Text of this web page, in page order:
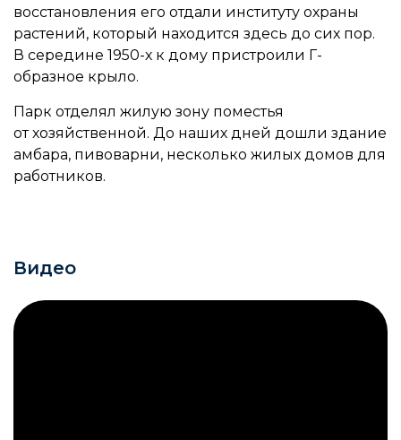
восстановления его отдали институту охраны
растений, который находится здесь до сих пор.
В середине 1950-х к дому пристроили Г-
образное крыло.
Парк отделял жилую зону поместья
от хозяйственной. До наших дней дошли здание
амбара, пивоварни, несколько жилых домов для
работников.
Видео